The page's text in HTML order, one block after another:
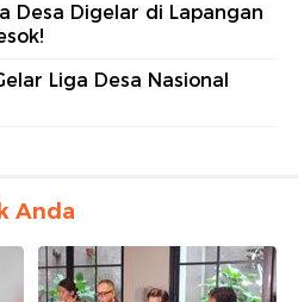
Desa Digelar di Lapangan
Liga Desa Nasional
Anda